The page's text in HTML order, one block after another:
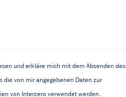
und erkläre mich mit dem Absenden des
von mir angegebenen Daten zur
von Interzero verwendet werden.